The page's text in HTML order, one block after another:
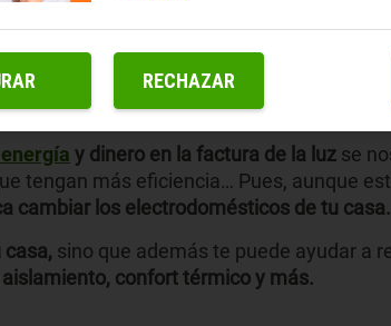
y dinero en la factura de la luz se
tengan más eficiencia… Pues, aunque
cambiar los electrodomésticos de tu casa.
casa, sino que además te puede ayudar a
confort térmico y más.
RECHAZAR